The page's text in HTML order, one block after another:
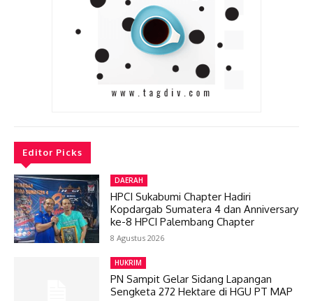
Editor Picks
DAERAH
HPCI Sukabumi Chapter Hadiri
Kopdargab Sumatera 4 dan Anniversary
ke-8 HPCI Palembang Chapter
8 Agustus 2026
HUKRIM
PN Sampit Gelar Sidang Lapangan
Sengketa 272 Hektare di HGU PT MAP